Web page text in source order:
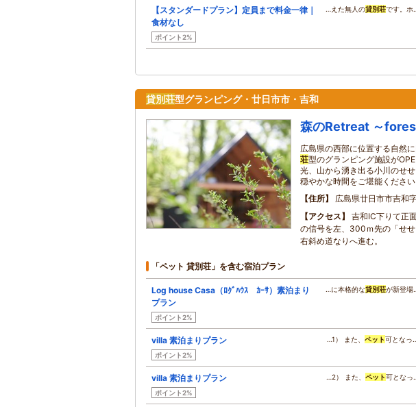
【スタンダードプラン】定員まで料金一律｜
食材なし
ポイント2%
…えた無人の貸別荘です。ホ…
貸別荘型グランピング・廿日市市・吉和
森のRetreat ～
広島県の西部に位置する自然
荘型のグランピング施設が
光、山から湧き出る小川のせ
穏やかな時間をご堪能ください
住所
広島県廿日市市吉和
アクセス
吉和IC下りて正
の信号を左、300ｍ先の「せ
右斜め道なりへ進む。
「ペット 貸別荘」を含む宿泊プラン
Log house Casa（ﾛｸﾞﾊｳｽ ｶｰｻ）素泊まり
プラン
ポイント2%
…に本格的な貸別荘が新登場…
villa 素泊まりプラン
ポイント2%
…1） また、 ペット可となっ…
villa 素泊まりプラン
ポイント2%
…2） また、 ペット可となっ…